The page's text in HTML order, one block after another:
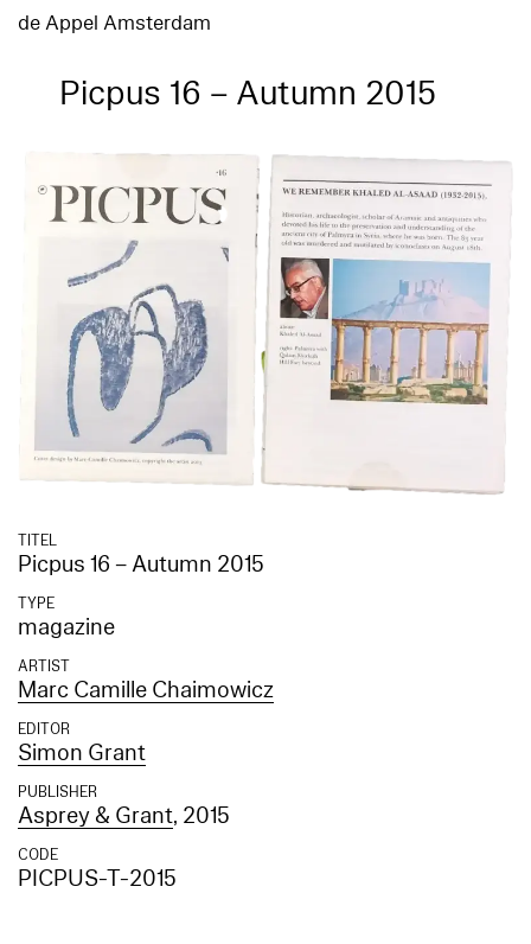
de Appel Amsterdam
Picpus 16 – Autumn 2015
TITEL
Picpus 16 – Autumn 2015
TYPE
magazine
ARTIST
Marc Camille Chaimowicz
EDITOR
Simon Grant
PUBLISHER
Asprey & Grant, 2015
CODE
PICPUS-T-2015